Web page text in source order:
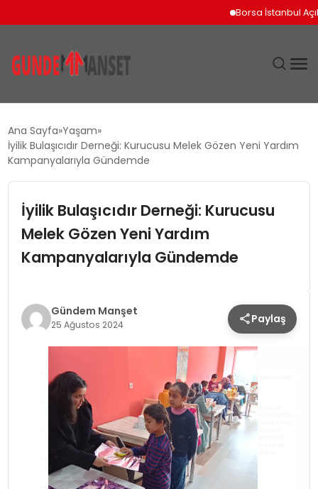
Borsa İstanbul
DÜNYA
SPOR
TEKNOLOJI
YAŞAM
Ana Sayfa Yaşam
İyilik Bulaşıcıdır Derneği: Kurucusu Melek Gözen Yeni Yardım
Kampanyalarıyla Gündemde
İyilik Bulaşıcıdır Derneği: Kurucusu
Melek Gözen Yeni Yardım
Kampanyalarıyla Gündemde
Gündem Manşet
25 Ağustos 2024 Paylaş